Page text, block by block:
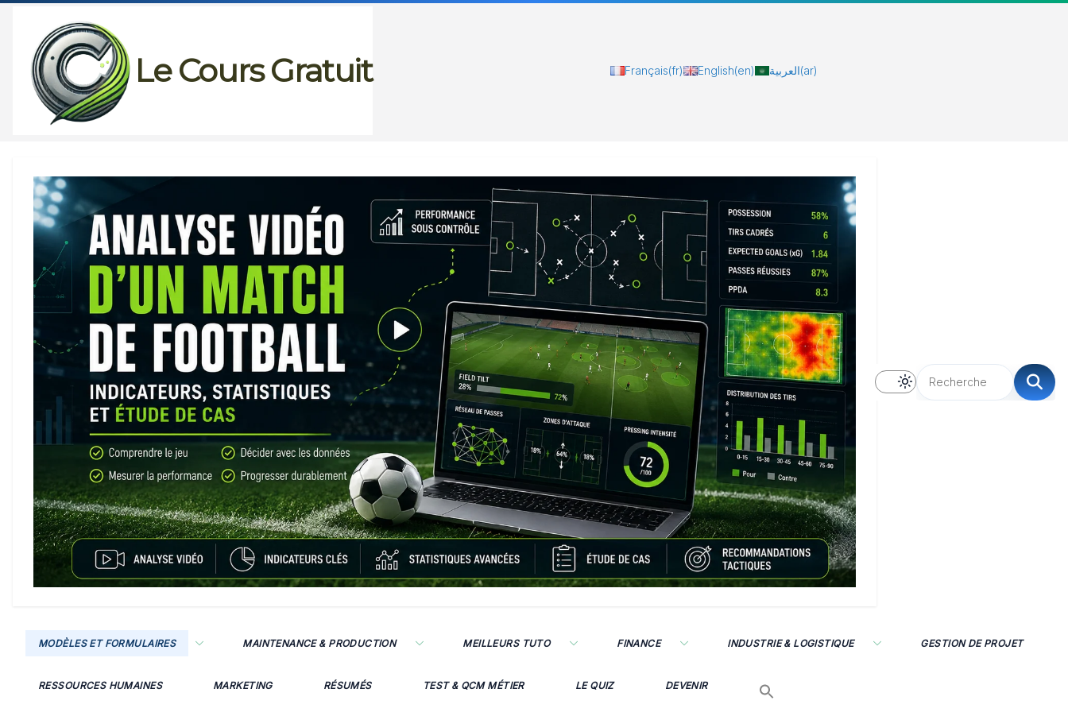
contenu
Le Cours Gratuit Français(fr) English(en) العربية(ar)
MODÈLES ET FORMULAIRES MAINTENANCE & PRODUCTION MEILLEURS TUTO FINANCE INDUSTRIE & LOGISTIQUE GESTION DE PROJET
RESSOURCES HUMAINES MARKETING RÉSUMÉS TEST & QCM MÉTIER LE QUIZ DEVENIR